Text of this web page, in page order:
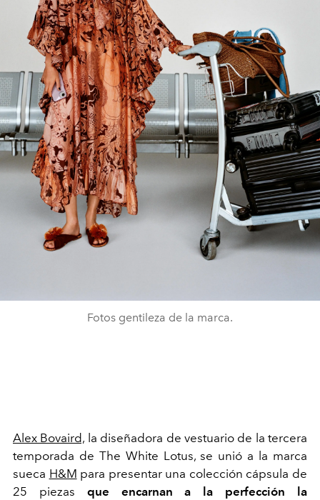
Fotos gentileza de la marca.
Alex Bovaird, la diseñadora de vestuario de la tercera
temporada de The White Lotus, se unió a la marca
sueca H&M para presentar una colección cápsula de
25 piezas que encarnan a la perfección la